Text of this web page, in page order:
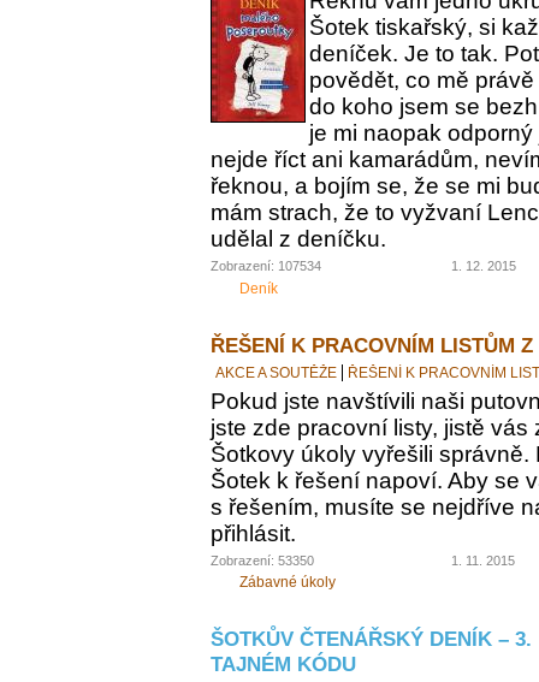
Šotek tiskařský, si
deníček. Je to tak.
povědět, co mě
do koho jsem se
je mi naopak
nejde říct ani kamarádům,
řeknou, a bojím se, že se mi
mám strach, že to vyžvaní
udělal z deníčku.
Zobrazení: 107534 1. 12. 2015
Deník
ŘEŠENÍ K PRACOVNÍM LISTŮM Z
AKCE A SOUTĚŽE ŘEŠENÍ K PRACOVNÍM
Pokud jste navštívili naši
jste zde pracovní listy, jistě vás
Šotkovy úkoly vyřešili
Šotek k řešení napoví. Aby se
s řešením, musíte se nejdříve
přihlásit.
Zobrazení: 53350 1. 11. 2015
Zábavné úkoly
ŠOTKŮV ČTENÁŘSKÝ DENÍK –
TAJNÉM KÓDU